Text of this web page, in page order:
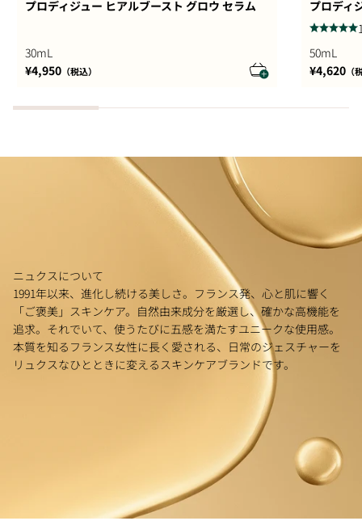
プロディジュー ヒアルブースト グロウ セラム
30mL
セール価格
¥4,950 （税込）
プロディ
50mL
セール価
¥4,620（
ニュクスについて
1991年以来、進化し続ける美しさ。フランス発、心と肌に響く
「ご褒美」スキンケア。自然由来成分を厳選し、確かな高機能を
追求。それでいて、使うたびに五感を満たすユニークな使用感。
本質を知るフランス女性に長く愛される、日常のジェスチャーを
リュクスなひとときに変えるスキンケアブランドです。